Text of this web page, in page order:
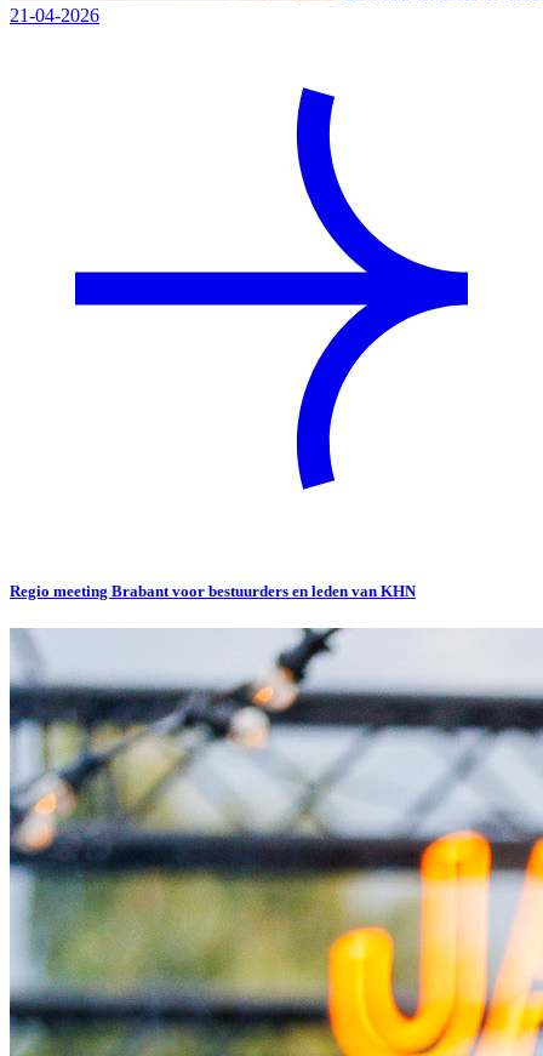
21-04-2026
Regio meeting Brabant voor bestuurders en leden van KHN